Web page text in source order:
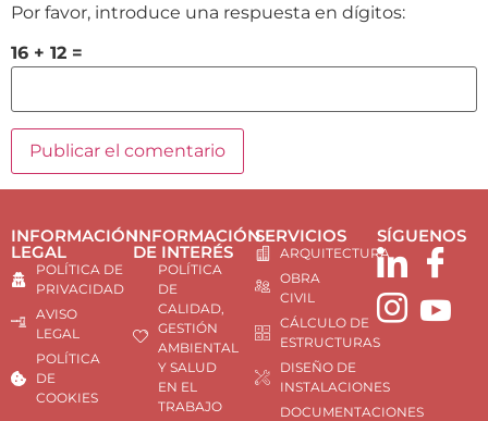
Por favor, introduce una respuesta en dígitos:
16 + 12 =
INFORMACIÓN
LEGAL
POLÍTICA DE
PRIVACIDAD
AVISO
LEGAL
POLÍTICA
DE
COOKIES
INFORMACIÓN
DE INTERÉS
POLÍTICA
DE
CALIDAD,
GESTIÓN
AMBIENTAL
Y SALUD
EN EL
TRABAJO
SERVICIOS
ARQUITECTURA
OBRA
CIVIL
CÁLCULO DE
ESTRUCTURAS
DISEÑO DE
INSTALACIONES
DOCUMENTACIONES
SÍGUENOS